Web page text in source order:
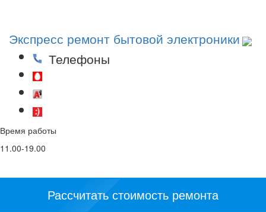
Экспресс ремонт бытовой электроники
Телефоны
Время работы
11.00-19.00
Рассчитать стоимость ремонта